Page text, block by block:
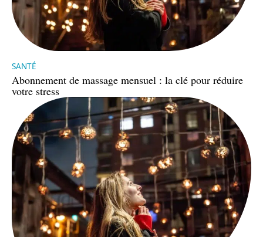
SANTÉ
Abonnement de massage mensuel : la clé pour réduire
votre stress